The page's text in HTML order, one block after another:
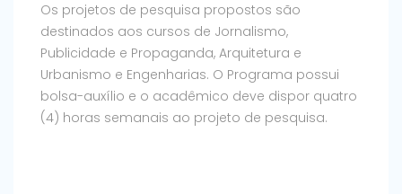
Os projetos de pesquisa propostos são
destinados aos cursos de Jornalismo,
Publicidade e Propaganda, Arquitetura e
Urbanismo e Engenharias. O Programa possui
bolsa-auxílio e o acadêmico deve dispor quatro
(4) horas semanais ao projeto de pesquisa.